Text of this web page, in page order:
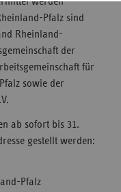
Pfalz sind
Rheinland-
der
für
sowie der
ab sofort bis 31.
gestellt werden:
Pfalz